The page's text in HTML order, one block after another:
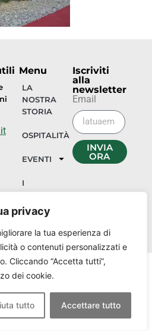
privacy
la tua esperienza di
o contenuti personalizzati e
Cliccando “Accetta tutti”,
dei cookie.
tutto Accettare tutto
Menu
LA
NOSTRA
STORIA
OSPITALITÀ
EVENTI
I
NOSTRI
LUOGHI
Iscriviti
alla
newsletter
Email
INVIA
ORA